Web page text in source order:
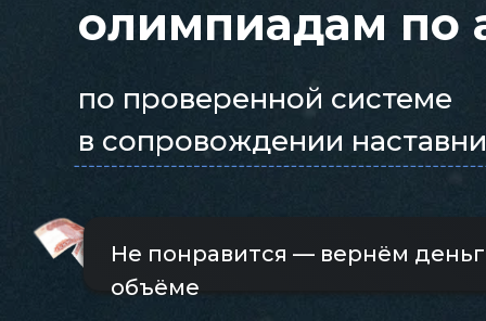
олимпиадам по
Не понравится — вернём
объёме
по проверенной системе
в сопровождении